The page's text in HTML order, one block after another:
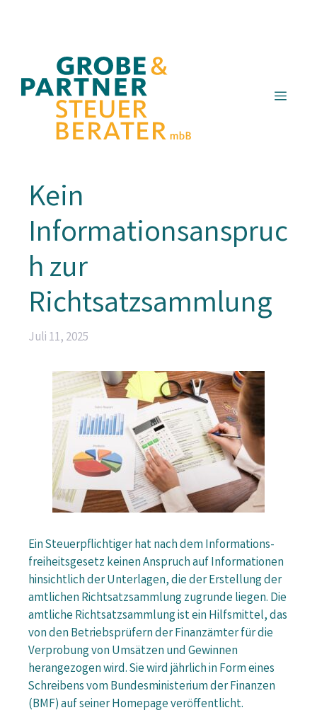
Menü
Kein
Informationsanspruc
h zur
Richtsatzsammlung
Juli 11, 2025
Ein Steuerpflichtiger hat nach dem Informations­
freiheits­gesetz keinen Anspruch auf Informationen
hinsichtlich der Unterlagen, die der Erstellung der
amtlichen Richtsatz­sammlung zugrunde liegen. Die
amtliche Richtsatz­sammlung ist ein Hilfsmittel, das
von den Betriebs­prüfern der Finanzämter für die
Verprobung von Umsätzen und Gewinnen
herangezogen wird. Sie wird jährlich in Form eines
Schreibens vom Bundesministerium der Finanzen
(BMF) auf seiner Homepage veröffentlicht.